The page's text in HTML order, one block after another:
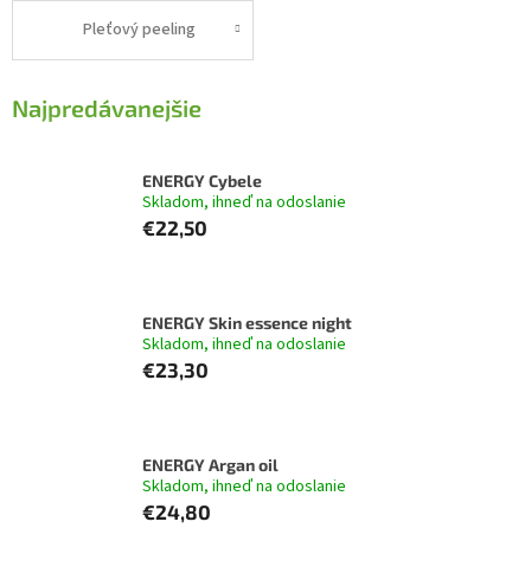
Pleťový peeling
Najpredávanejšie
ENERGY Cybele
Skladom, ihneď na odoslanie
€22,50
ENERGY Skin essence night
Skladom, ihneď na odoslanie
€23,30
ENERGY Argan oil
Skladom, ihneď na odoslanie
€24,80